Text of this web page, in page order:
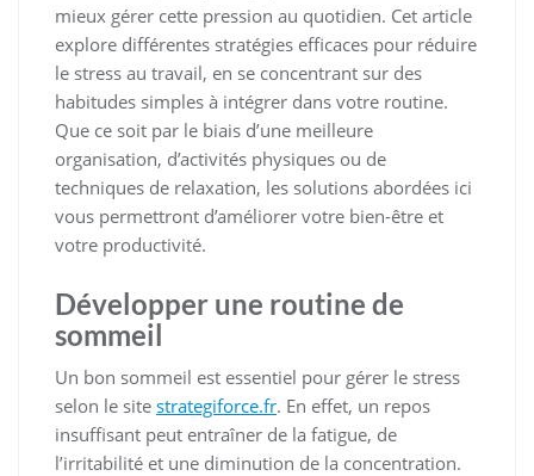
mieux gérer cette pression au quotidien. Cet article
explore différentes stratégies efficaces pour réduire
le stress au travail, en se concentrant sur des
habitudes simples à intégrer dans votre routine.
Que ce soit par le biais d’une meilleure
organisation, d’activités physiques ou de
techniques de relaxation, les solutions abordées ici
vous permettront d’améliorer votre bien-être et
votre productivité.
Développer une routine de
sommeil
Un bon sommeil est essentiel pour gérer le stress
selon le site strategiforce.fr. En effet, un repos
insuffisant peut entraîner de la fatigue, de
l’irritabilité et une diminution de la concentration.